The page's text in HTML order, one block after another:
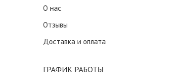
О нас
Отзывы
Доставка и оплата
ГРАФИК РАБОТЫ